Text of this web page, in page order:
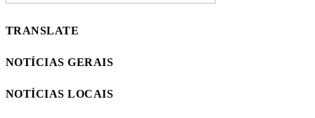
TRANSLATE
NOTÍCIAS GERAIS
NOTÍCIAS LOCAIS